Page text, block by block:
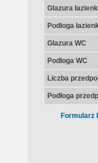
Glazura
Podłoga
Glazura WC
Podłoga WC
Liczba
Podłoga
Formularz